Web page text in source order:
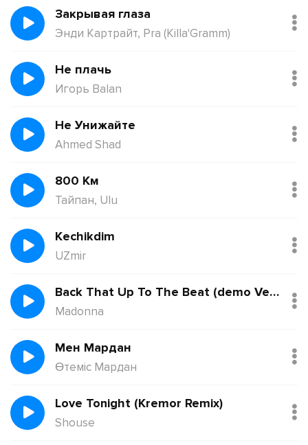
Закрывая глаза
Энди Картрайт, Pra (Killa'Gramm)
Не плачь
Игорь Balan
Не Унижайте
Ahmed Shad
800 Км
Тайпан, Ulu
Kechikdim
UZmir
Back That Up To The Beat (demo Version)
Madonna
Мен Мардан
Өтеміс Мардан
Love Tonight (Kremor Remix)
Shouse